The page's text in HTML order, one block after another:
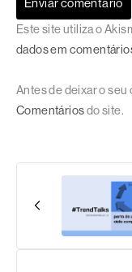
Este site utiliza o
dados em
Antes de deixar o seu
Comentáriosdo site.